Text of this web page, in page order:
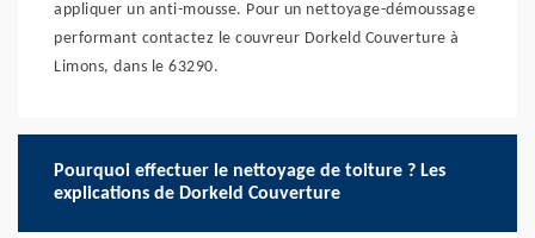
appliquer un anti-mousse. Pour un nettoyage-démoussage
performant contactez le couvreur Dorkeld Couverture à
Limons, dans le 63290.
Pourquoi effectuer le nettoyage de toiture ? Les
explications de Dorkeld Couverture